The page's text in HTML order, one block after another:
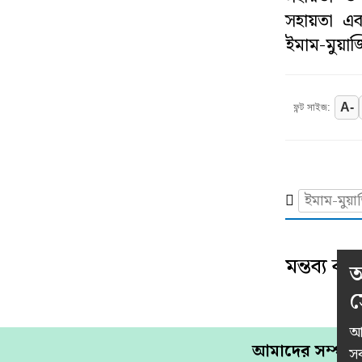
সহায়তা
ইমাম-
ফন্ট সাইজ: A-
ইমাম-
মন্তব্য
আমাদের